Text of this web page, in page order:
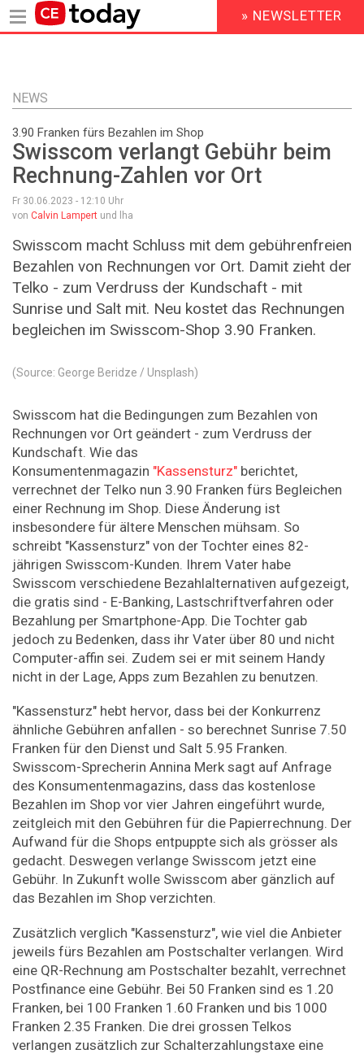
Inhalt
HEADER
MENU
» NEWSLETTER
NEWS
3.90 Franken fürs Bezahlen im Shop
Swisscom verlangt Gebühr beim
Rechnung-Zahlen vor Ort
Fr 30.06.2023 - 12:10 Uhr
von Calvin Lampert und lha
Swisscom macht Schluss mit dem gebührenfreien
Bezahlen von Rechnungen vor Ort. Damit zieht der
Telko - zum Verdruss der Kundschaft - mit
Sunrise und Salt mit. Neu kostet das Rechnungen
begleichen im Swisscom-Shop 3.90 Franken.
(Source: George Beridze / Unsplash)
Swisscom hat die Bedingungen zum Bezahlen von
Rechnungen vor Ort geändert - zum Verdruss der
Kundschaft. Wie das
Konsumentenmagazin "Kassensturz" berichtet,
verrechnet der Telko nun 3.90 Franken fürs Begleichen
einer Rechnung im Shop. Diese Änderung ist
insbesondere für ältere Menschen mühsam. So
schreibt "Kassensturz" von der Tochter eines 82-
jährigen Swisscom-Kunden. Ihrem Vater habe
Swisscom verschiedene Bezahlalternativen aufgezeigt,
die gratis sind - E-Banking, Lastschriftverfahren oder
Bezahlung per Smartphone-App. Die Tochter gab
jedoch zu Bedenken, dass ihr Vater über 80 und nicht
Computer-affin sei. Zudem sei er mit seinem Handy
nicht in der Lage, Apps zum Bezahlen zu benutzen.
"Kassensturz" hebt hervor, dass bei der Konkurrenz
ähnliche Gebühren anfallen - so berechnet Sunrise 7.50
Franken für den Dienst und Salt 5.95 Franken.
Swisscom-Sprecherin Annina Merk sagt auf Anfrage
des Konsumentenmagazins, dass das kostenlose
Bezahlen im Shop vor vier Jahren eingeführt wurde,
zeitgleich mit den Gebühren für die Papierrechnung. Der
Aufwand für die Shops entpuppte sich als grösser als
gedacht. Deswegen verlange Swisscom jetzt eine
Gebühr. In Zukunft wolle Swisscom aber gänzlich auf
das Bezahlen im Shop verzichten.
Zusätzlich verglich "Kassensturz", wie viel die Anbieter
jeweils fürs Bezahlen am Postschalter verlangen. Wird
eine QR-Rechnung am Postschalter bezahlt, verrechnet
Postfinance eine Gebühr. Bei 50 Franken sind es 1.20
Franken, bei 100 Franken 1.60 Franken und bis 1000
Franken 2.35 Franken. Die drei grossen Telkos
verlangen zusätzlich zur Schalterzahlungstaxe eine